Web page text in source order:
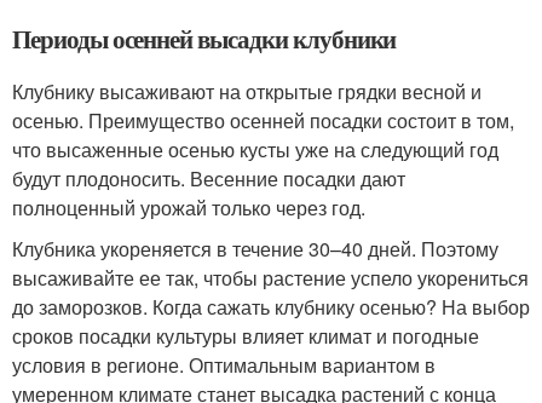
Периоды осенней высадки клубники
Клубнику высаживают на открытые грядки весной и
осенью. Преимущество осенней посадки состоит в том,
что высаженные осенью кусты уже на следующий год
будут плодоносить. Весенние посадки дают
полноценный урожай только через год.
Клубника укореняется в течение 30–40 дней. Поэтому
высаживайте ее так, чтобы растение успело укорениться
до заморозков. Когда сажать клубнику осенью? На выбор
сроков посадки культуры влияет климат и погодные
условия в регионе. Оптимальным вариантом в
умеренном климате станет высадка растений с конца